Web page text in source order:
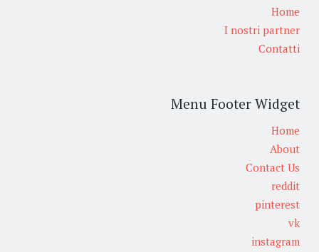
Home
I nostri partner
Contatti
Menu Footer Widget
Home
About
Contact Us
reddit
pinterest
vk
instagram